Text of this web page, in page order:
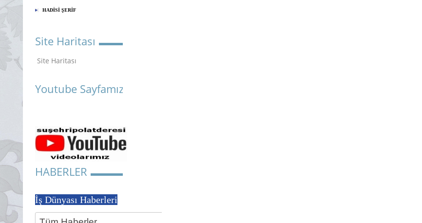
HADİSİ ŞERİF
Site Haritası
Site Haritası
Youtube Sayfamız
HABERLER
İş Dünyası Haberleri